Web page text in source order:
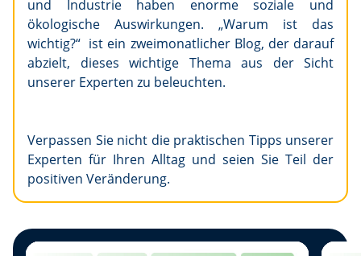
und Industrie haben enorme soziale und
ökologische Auswirkungen. „Warum ist das
wichtig?“ ist ein zweimonatlicher Blog, der darauf
abzielt, dieses wichtige Thema aus der Sicht
unserer Experten zu beleuchten.
Verpassen Sie nicht die praktischen Tipps unserer
Experten für Ihren Alltag und seien Sie Teil der
positiven Veränderung.